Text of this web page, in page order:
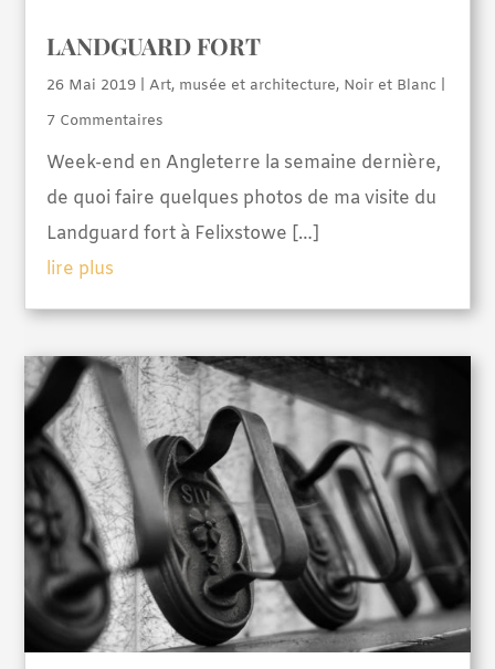
LANDGUARD FORT
26 Mai 2019 |Art, musée et architecture, Noir et Blanc
7 Commentaires
Week-end en Angleterre la semaine dernière,
de quoi faire quelques photos de ma visite du
Landguard fort à Felixstowe […]
lire plus